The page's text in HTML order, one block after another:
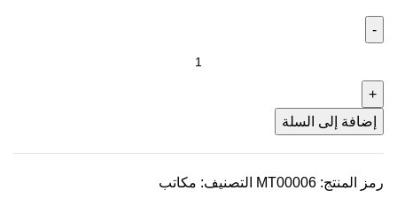
إضافة إلى السلة
رمز المنتج: MT00006 التصنيف: مكاتب